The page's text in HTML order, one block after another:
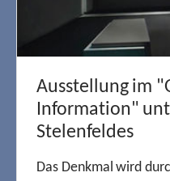
Ausstellung im
Information"
Stelenfeldes
Das Denkmal wird